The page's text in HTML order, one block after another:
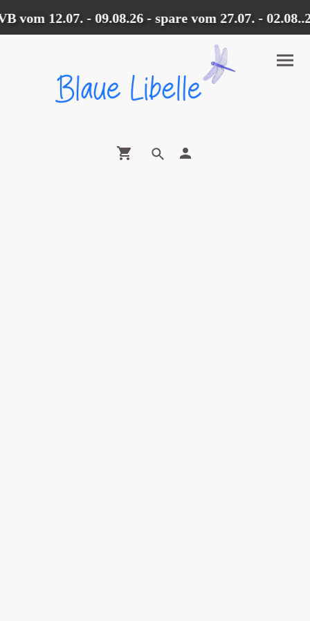
vom 12.07. - 09.08.26 - spare vom 27.07. -